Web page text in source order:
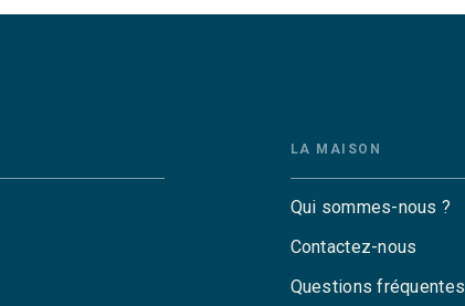
LA MAISON
Qui sommes-nous ?
Contactez-nous
Questions fréquentes